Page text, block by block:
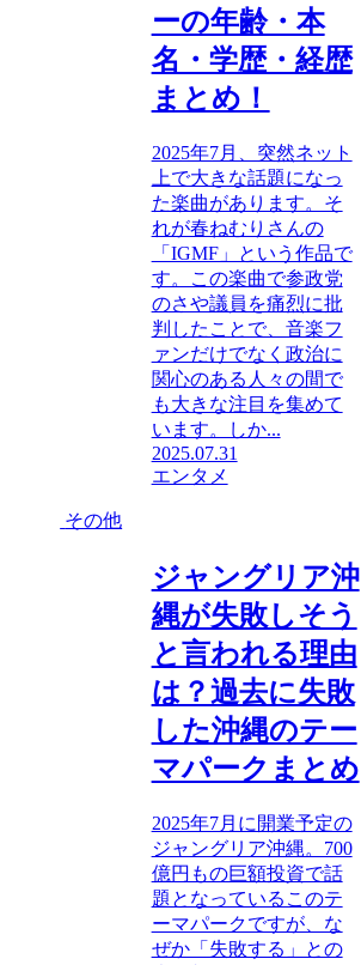
ーの年齢・本
名・学歴・経歴
まとめ！
2025年7月、突然ネット
上で大きな話題になっ
た楽曲があります。そ
れが春ねむりさんの
「IGMF」という作品で
す。この楽曲で参政党
のさや議員を痛烈に批
判したことで、音楽フ
ァンだけでなく政治に
関心のある人々の間で
も大きな注目を集めて
います。しか...
2025.07.31
エンタメ
その他
ジャングリア沖
縄が失敗しそう
と言われる理由
は？過去に失敗
した沖縄のテー
マパークまとめ
2025年7月に開業予定の
ジャングリア沖縄。700
億円もの巨額投資で話
題となっているこのテ
ーマパークですが、な
ぜか「失敗する」との